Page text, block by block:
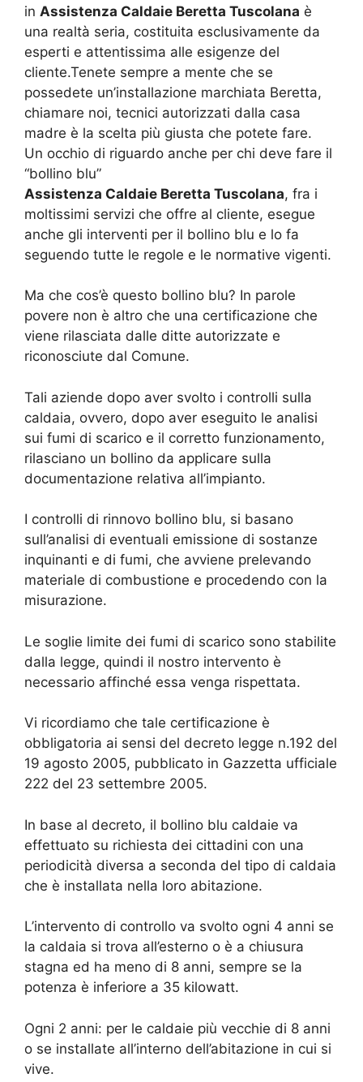
in Assistenza Caldaie Beretta Tuscolana è
una realtà seria, costituita esclusivamente da
esperti e attentissima alle esigenze del
cliente.Tenete sempre a mente che se
possedete un’installazione marchiata Beretta,
chiamare noi, tecnici autorizzati dalla casa
madre è la scelta più giusta che potete fare.
Un occhio di riguardo anche per chi deve fare il
“bollino blu”
Assistenza Caldaie Beretta Tuscolana, fra i
moltissimi servizi che offre al cliente, esegue
anche gli interventi per il bollino blu e lo fa
seguendo tutte le regole e le normative vigenti.
Ma che cos’è questo bollino blu? In parole
povere non è altro che una certificazione che
viene rilasciata dalle ditte autorizzate e
riconosciute dal Comune.
Tali aziende dopo aver svolto i controlli sulla
caldaia, ovvero, dopo aver eseguito le analisi
sui fumi di scarico e il corretto funzionamento,
rilasciano un bollino da applicare sulla
documentazione relativa all’impianto.
I controlli di rinnovo bollino blu, si basano
sull’analisi di eventuali emissione di sostanze
inquinanti e di fumi, che avviene prelevando
materiale di combustione e procedendo con la
misurazione.
Le soglie limite dei fumi di scarico sono stabilite
dalla legge, quindi il nostro intervento è
necessario affinché essa venga rispettata.
Vi ricordiamo che tale certificazione è
obbligatoria ai sensi del decreto legge n.192 del
19 agosto 2005, pubblicato in Gazzetta ufficiale
222 del 23 settembre 2005.
In base al decreto, il bollino blu caldaie va
effettuato su richiesta dei cittadini con una
periodicità diversa a seconda del tipo di caldaia
che è installata nella loro abitazione.
L’intervento di controllo va svolto ogni 4 anni se
la caldaia si trova all’esterno o è a chiusura
stagna ed ha meno di 8 anni, sempre se la
potenza è inferiore a 35 kilowatt.
Ogni 2 anni: per le caldaie più vecchie di 8 anni
o se installate all’interno dell’abitazione in cui si
vive.